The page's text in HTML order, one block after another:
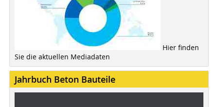
Hier finden
Sie die aktuellen Mediadaten
Jahrbuch Beton Bauteile